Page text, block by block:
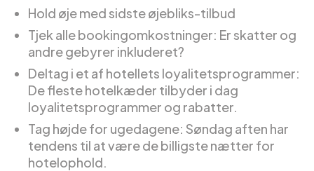
Hold øje med sidste øjebliks-tilbud
Tjek alle bookingomkostninger: Er skatter og
andre gebyrer inkluderet?
Deltag i et af hotellets loyalitetsprogrammer:
De fleste hotelkæder tilbyder i dag
loyalitetsprogrammer og rabatter.
Tag højde for ugedagene: Søndag aften har
tendens til at være de billigste nætter for
hotelophold.